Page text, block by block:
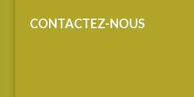
CONTACTEZ-NOUS